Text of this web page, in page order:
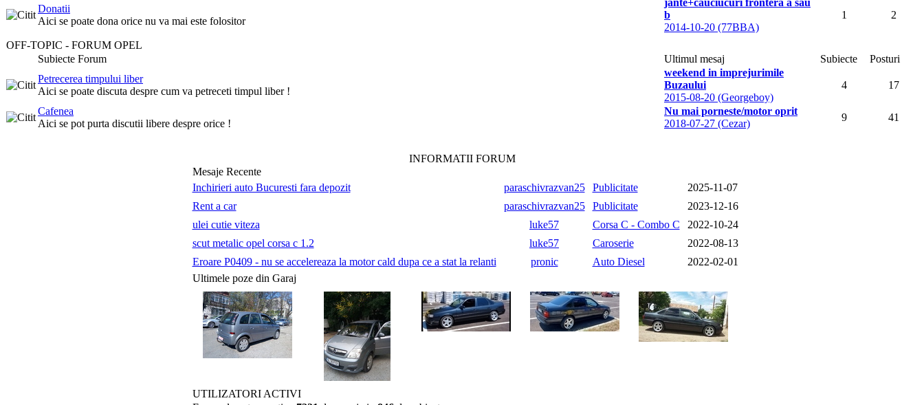
Donatii
Aici se poate dona orice nu va mai este folositor
b
2014-10-20 (77BBA)
1 2
OFF-TOPIC - FORUM OPEL
Subiecte Forum
Ultimul mesaj Subiecte
Posturi
Petrecerea timpului liber
Aici se poate discuta despre cum va petreceti timpul liber !
weekend in imprejurimile
Buzaului
2015-08-20 (Georgeboy)
4 17
Cafenea
Aici se pot purta discutii libere despre orice !
Nu mai porneste/motor oprit
2018-07-27 (Cezar)
9 41
INFORMATII FORUM
Mesaje Recente
Inchirieri auto Bucuresti fara depozit
paraschivrazvan25 Publicitate
2025-11-07
Rent a car
paraschivrazvan25 Publicitate
2023-12-16
ulei cutie viteza
luke57 Corsa C - Combo C
2022-10-24
scut metalic opel corsa c 1.2
luke57 Caroserie
2022-08-13
Eroare P0409 - nu se accelereaza la motor cald dupa ce a stat la relanti
pronic Auto Diesel
2022-02-01
Ultimele poze din Garaj
UTILIZATORI ACTIVI